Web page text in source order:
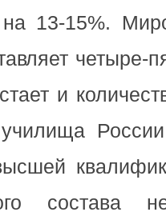
13-15%.
четыре-
и
России
состава